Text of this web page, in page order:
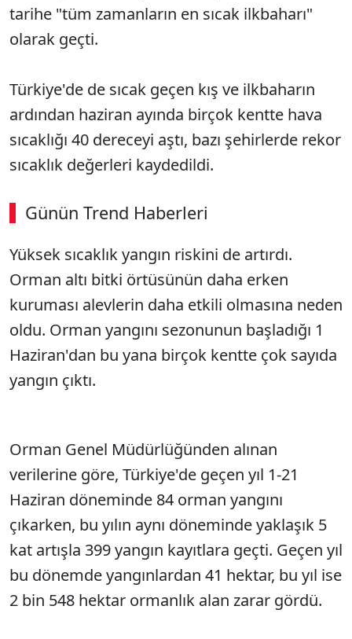
tarihe "tüm zamanların en sıcak ilkbaharı"
olarak geçti.
Türkiye'de de sıcak geçen kış ve ilkbaharın
ardından haziran ayında birçok kentte hava
sıcaklığı 40 dereceyi aştı, bazı şehirlerde rekor
sıcaklık değerleri kaydedildi.
Günün Trend Haberleri
00:02 / 08:06
Yüksek sıcaklık yangın riskini de artırdı.
Orman altı bitki örtüsünün daha erken
kuruması alevlerin daha etkili olmasına neden
oldu. Orman yangını sezonunun başladığı 1
Haziran'dan bu yana birçok kentte çok sayıda
yangın çıktı.
Orman Genel Müdürlüğünden alınan
verilerine göre, Türkiye'de geçen yıl 1-21
Haziran döneminde 84 orman yangını
çıkarken, bu yılın aynı döneminde yaklaşık 5
kat artışla 399 yangın kayıtlara geçti. Geçen yıl
bu dönemde yangınlardan 41 hektar, bu yıl ise
2 bin 548 hektar ormanlık alan zarar gördü.